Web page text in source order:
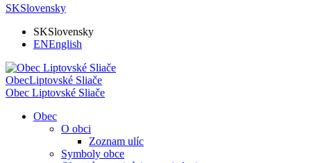
SKSlovensky
SKSlovensky
ENEnglish
ObecLiptovské Sliače
Obec Liptovské Sliače
Obec
O obci
Zoznam ulíc
Symboly obce